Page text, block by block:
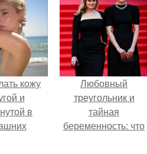
кожу
и
в
Любовный
треугольник и
тайная
беременность: что